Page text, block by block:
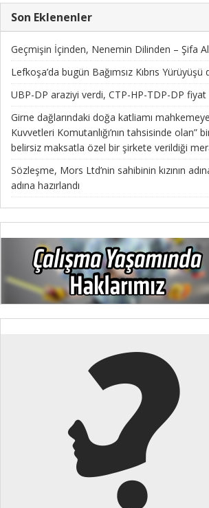
Son Eklenenler
Geçmişin İçinden, Nenemin Dilinden – Şifa
Lefkoşa’da bugün Bağımsız Kıbrıs
UBP-DP araziyi verdi, CTP-HP-TDP-DP fiyat
Girne dağlarındaki doğa katliamı mahkemeye
Kuvvetleri Komutanlığı’nın tahsisinde olan”
belirsiz maksatla özel bir şirkete verildiği
Sözleşme, Mors Ltd’nin sahibinin kızının
adına hazırlandı